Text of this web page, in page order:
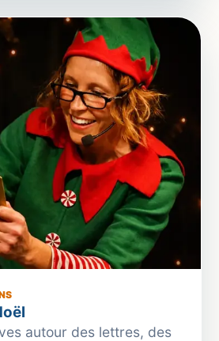
autour des lettres, des